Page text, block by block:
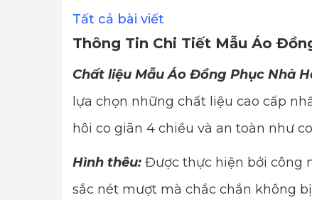
Tất cả bài viết
Thông Tin Chi Tiết Mẫu Áo
Chất liệu Mẫu Áo Đồng Phục Nhà
lựa chọn những chất liệu cao cấp
hôi co giãn 4 chiều và an toàn như
Hình thêu: Được thực hiện bởi công
sắc nét mượt mà chắc chắn không